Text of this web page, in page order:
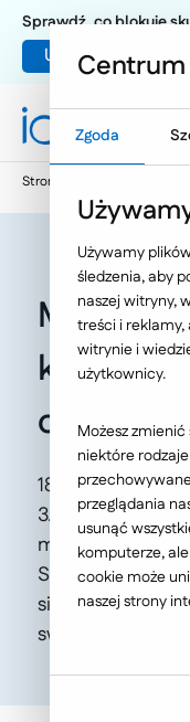
Umów warsztat
Sprawdź, co blokuje
Strona główna
Myślące
18 października
3.0 – Nowe
miał „Kongres
Samorządach”.
się na tych
swoimi
Zgoda
Używamy
śledzenia, aby
naszej witryny,
treści i
witrynie i
użytkownicy.
Możesz
niektóre
przeglądania
usunąć
komputerze,
cookie może
naszej strony